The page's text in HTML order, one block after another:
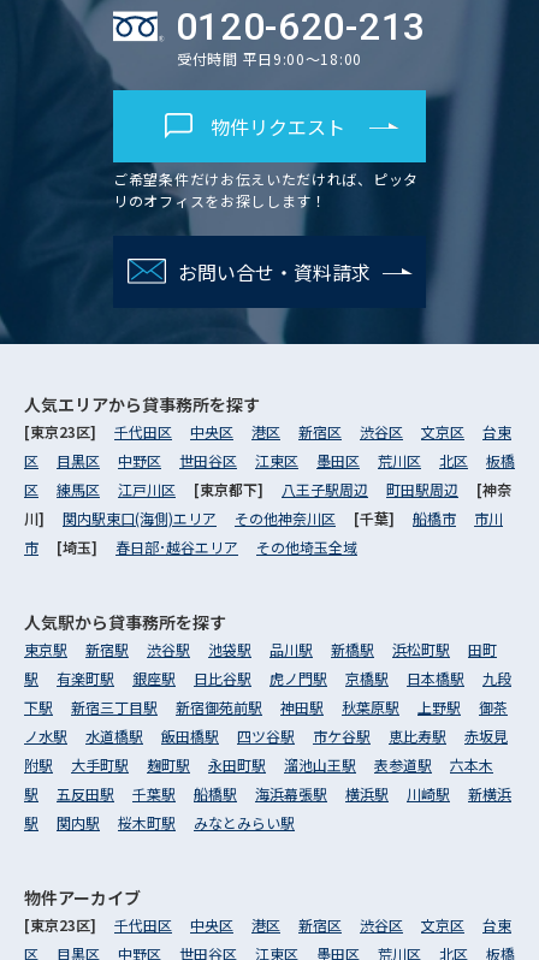
0120-620-213
受付時間 平日9:00～18:00
物件リクエスト
ご希望条件だけお伝えいただければ、ピッタ
リのオフィスをお探しします！
お問い合せ・資料請求
人気エリアから貸事務所を探す
[東京23区] 千代田区 中央区 港区 新宿区 渋谷区 文京区
台東
区
目黒区 中野区 世田谷区 江東区 墨田区 荒川区 北区
板橋
区
練馬区 江戸川区 [東京都下] 八王子駅周辺 町田駅周辺
[神奈
川] 関内駅東口(海側)エリア その他神奈川区 [千葉] 船橋市
市川
市
[埼玉] 春日部･越谷エリア その他埼玉全域
人気駅から貸事務所を探す
東京駅 新宿駅 渋谷駅 池袋駅 品川駅 新橋駅 浜松町駅
田町
駅
有楽町駅 銀座駅 日比谷駅 虎ノ門駅 京橋駅 日本橋駅
九段
下駅
新宿三丁目駅 新宿御苑前駅 神田駅 秋葉原駅 上野駅
御茶
ノ水駅
水道橋駅 飯田橋駅 四ツ谷駅 市ケ谷駅 恵比寿駅
赤坂見
附駅
大手町駅 麹町駅 永田町駅 溜池山王駅 表参道駅
六本木
駅
五反田駅 千葉駅 船橋駅 海浜幕張駅 横浜駅 川崎駅
新横浜
駅
関内駅 桜木町駅 みなとみらい駅
物件アーカイブ
[東京23区] 千代田区 中央区 港区 新宿区 渋谷区 文京区
台東
区
目黒区 中野区 世田谷区 江東区 墨田区 荒川区 北区 板橋